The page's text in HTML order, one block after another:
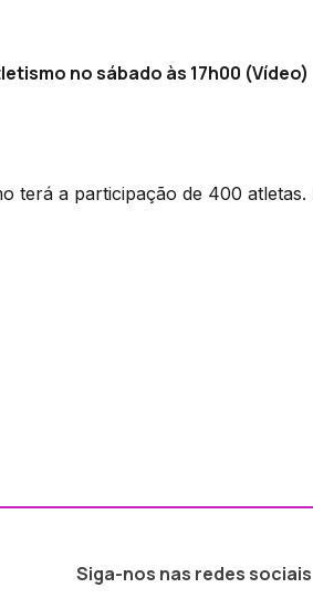
no sábado às 17h00 (Vídeo)
terá a participação de 400
Siga-nos nas redes sociais